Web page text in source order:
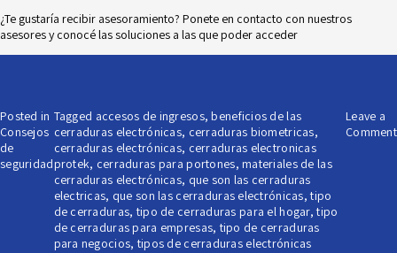
¿Te gustaría recibir asesoramiento? Ponete en contacto con nuestros
asesores y conocé las soluciones a las que poder acceder
Posted in
Consejos
de
seguridad
Tagged accesos de ingresos,beneficios de las
cerraduras electrónicas, cerraduras biometricas,
cerraduras electrónicas, cerraduras electronicas
protek, cerraduras para portones,materiales de las
cerraduras electrónicas, que son las cerraduras
electricas, que son las cerraduras electrónicas,tipo
de cerraduras,tipo de cerraduras para el hogar,tipo
de cerraduras para empresas,tipo de cerraduras
para negocios,tipos de cerraduras electrónicas
Leave a
Comment